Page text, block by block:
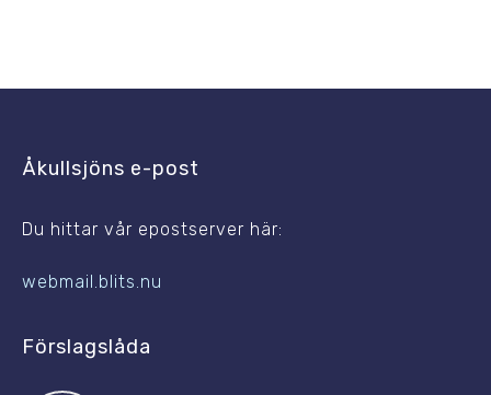
Åkullsjöns e-post
Du hittar vår epostserver här:
webmail.blits.nu
Förslagslåda